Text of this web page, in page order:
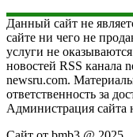
Данный сайт не
сайте ни чего не
услуги не
новостей RSS канала
newsru.com.
ответственность за
Администрация сайта